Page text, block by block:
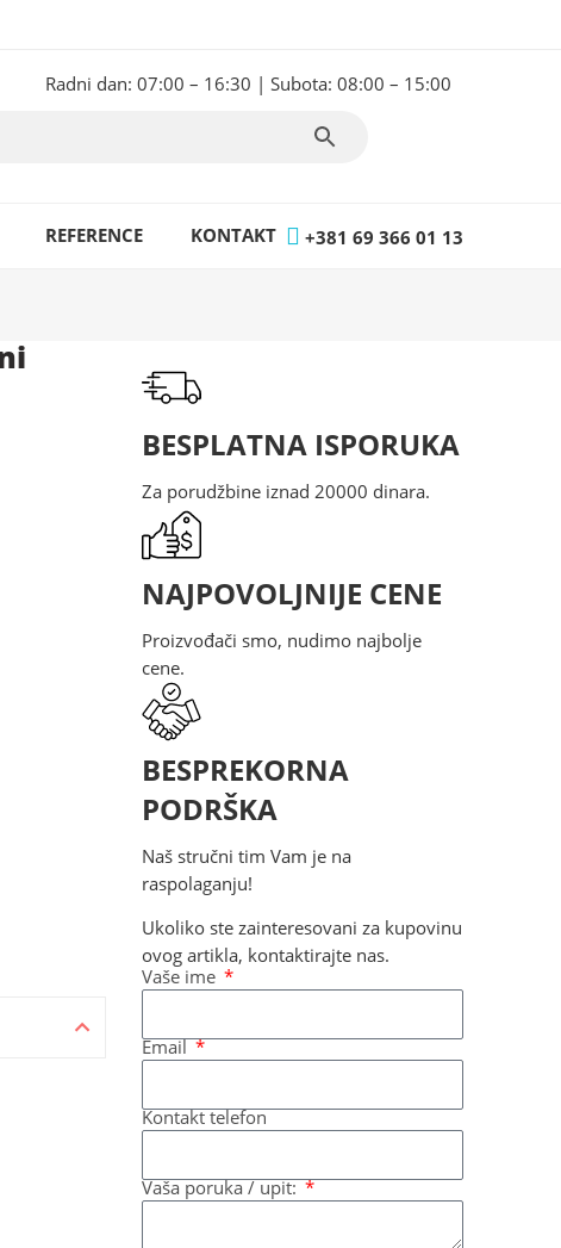
Radni dan: 07:00 – 16:30 | Subota: 08:00 – 15:00
REFERENCE KONTAKT +381 69 366 01 13
BESPLATNA ISPORUKA
Za porudžbine iznad 20000 dinara.
NAJPOVOLJNIJE CENE
Proizvođači smo, nudimo najbolje
cene.
BESPREKORNA
PODRŠKA
Naš stručni tim Vam je na
raspolaganju!
Ukoliko ste zainteresovani za kupovinu
ovog artikla, kontaktirajte nas.
Vaše ime
Email
Kontakt telefon
Vaša poruka / upit: